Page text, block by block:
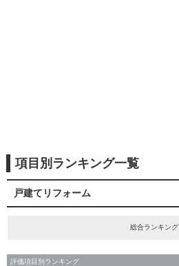
項目別ランキング一覧
戸建てリフォーム
総合ランキング
評価項目別ランキング